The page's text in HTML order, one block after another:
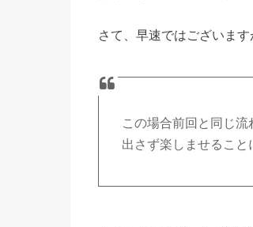
さて、早速ではございま
この場合前回と同じ
出さず楽しませること